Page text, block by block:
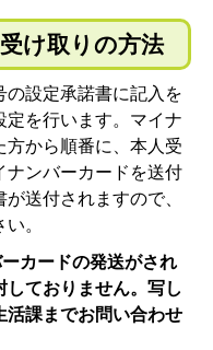
け取りの方法
設定承諾書に記入を
を行います。マイナ
方から順番に、本人受
ナンバーカードを送付
送付されますので、
。
カードの発送がされ
ておりません。写し
活課までお問い合わせ